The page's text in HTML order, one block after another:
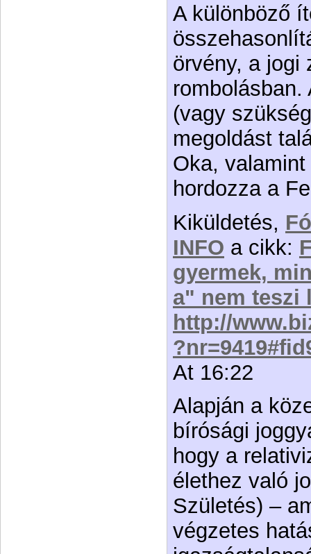
A különböző
örvény, a jogi
rombolásban.
(vagy
megoldást
Oka,
hordozza a
Kiküldetés,
INFO a cikk:
gyermek,
a" nem teszi
http://
At 16:22
Alapján a
bírósági
hogy a
élethez való
Születés) –
végzetes